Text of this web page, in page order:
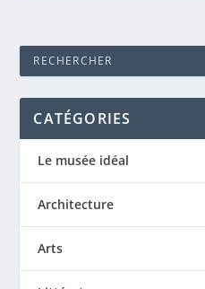
CATÉGORIES
Le musée idéal
Architecture
Arts